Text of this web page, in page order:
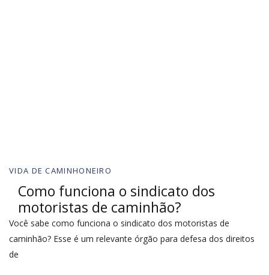
VIDA DE CAMINHONEIRO
Como funciona o sindicato dos
motoristas de caminhão?
Você sabe como funciona o sindicato dos motoristas de
caminhão? Esse é um relevante órgão para defesa dos direitos
de